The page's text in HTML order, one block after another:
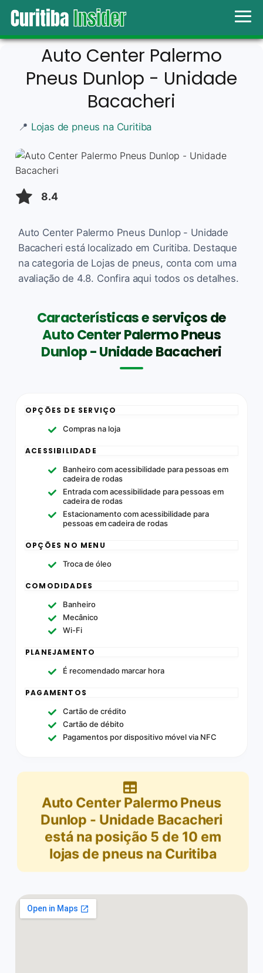
Auto Center Palermo
Pneus Dunlop - Unidade
Bacacheri
📍 Lojas de pneus na Curitiba
8.4
Auto Center Palermo Pneus Dunlop - Unidade
Bacacheri está localizado em Curitiba. Destaque
na categoria de Lojas de pneus, conta com uma
avaliação de 4.8. Confira aqui todos os detalhes.
Características e serviços de
Auto Center Palermo Pneus
Dunlop - Unidade Bacacheri
OPÇÕES DE SERVIÇO
Compras na loja
ACESSIBILIDADE
Banheiro com acessibilidade para pessoas em
cadeira de rodas
Entrada com acessibilidade para pessoas em
cadeira de rodas
Estacionamento com acessibilidade para
pessoas em cadeira de rodas
OPÇÕES NO MENU
Troca de óleo
COMODIDADES
Banheiro
Mecânico
Wi-Fi
PLANEJAMENTO
É recomendado marcar hora
PAGAMENTOS
Cartão de crédito
Cartão de débito
Pagamentos por dispositivo móvel via NFC
Auto Center Palermo Pneus
Dunlop - Unidade Bacacheri
está na posição 5 de 10 em
lojas de pneus na Curitiba